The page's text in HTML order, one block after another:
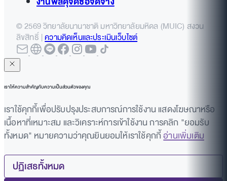
© 2569 วิทยาลัยนานาชาติ มหาวิทยาลัยมหิดล (MUIC) สงวน
ลิขสิทธิ์ |ความคิดเห็นและประเมินเว็บไซต์
เราให้ความสำคัญกับความเป็นส่วนตัวของคุณ
เราใช้คุกกี้เพื่อปรับปรุงประสบการณ์การใช้งาน แสดงโฆษณาหรือ
เนื้อหาที่เหมาะสม และวิเคราะห์การเข้าใช้งาน การคลิก "ยอมรับ
ทั้งหมด" หมายความว่าคุณยินยอมให้เราใช้คุกกี้อ่านเพิ่มเติม
ปฏิเสธทั้งหมด